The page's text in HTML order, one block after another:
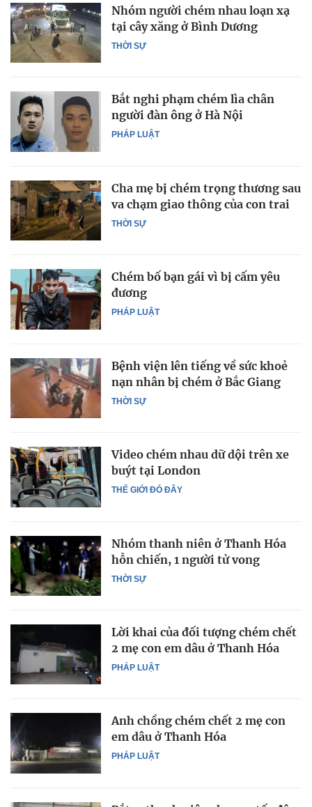
THỜI SỰ
Nhóm người chém nhau loạn xạ
tại cây xăng ở Bình Dương
PHÁP LUẬT
Bắt nghi phạm chém lìa chân
người đàn ông ở Hà Nội
THỜI SỰ
Cha mẹ bị chém trọng thương sau
va chạm giao thông của con trai
PHÁP LUẬT
Chém bố bạn gái vì bị cấm yêu
đương
THỜI SỰ
Bệnh viện lên tiếng về sức khoẻ
nạn nhân bị chém ở Bắc Giang
THẾ GIỚI ĐÓ ĐÂY
Video chém nhau dữ dội trên xe
buýt tại London
THỜI SỰ
Nhóm thanh niên ở Thanh Hóa
hỗn chiến, 1 người tử vong
PHÁP LUẬT
Lời khai của đối tượng chém chết
2 mẹ con em dâu ở Thanh Hóa
PHÁP LUẬT
Anh chồng chém chết 2 mẹ con
em dâu ở Thanh Hóa